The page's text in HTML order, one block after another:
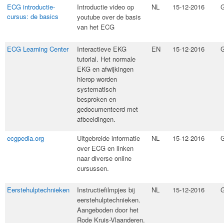
ECG introductie-
cursus: de basics
​Introductie video op
youtube over de basis
van het ECG
NL 15-12-2016
​ECG Learning Center
​Interactieve EKG
tutorial. Het normale
EKG en afwijkingen
hierop worden
systematisch
besproken en
gedocumenteerd met
afbeeldingen.
EN 15-12-2016
ecgpedia.org
​Uitgebreide informatie
over ECG en linken
naar diverse online
cursussen.
NL 15-12-2016
Eerstehulptechnieken
​Instructiefilmpjes bij
eerstehulptechnieken.
Aangeboden door het
Rode Kruis-Vlaanderen.
NL 15-12-2016